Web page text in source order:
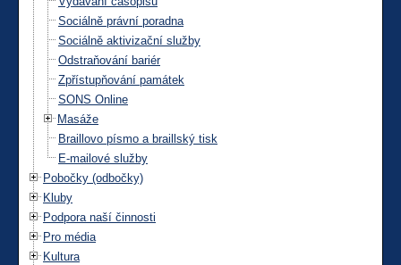
Sociálně právní poradna
Sociálně aktivizační služby
Odstraňování bariér
Zpřístupňování památek
SONS Online
Masáže
Braillovo písmo a braillský tisk
E-mailové služby
Pobočky (odbočky)
Kluby
Podpora naší činnosti
Pro média
Kultura